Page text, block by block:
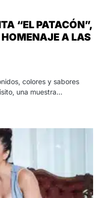
“EL PATACÓN”,
A LAS
colores y sabores
una muestra…